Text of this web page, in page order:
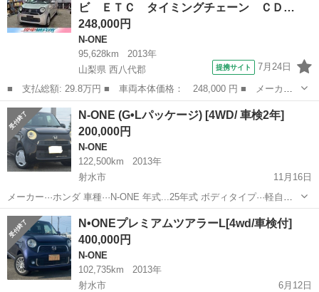
検：...
ビ ＥＴＣ タイミングチェーン ＣＤ…
248,000円
N-ONE
95,628km
2013年
山梨県 西八代郡
提携サイト 7月24日
■ 支払総額: 29.8万円 ■ 車両本体価格： 248,000 円 ■ メーカー
名： ホンダ ■ 車種名： Ｎ－ＯＮＥ ■ グレード名： Ｇ バッ
クモニター ナビ ＥＴＣ タイミングチェーン ＣＤ ＤＶＤ Ｔ
Ｖ スマート...
山梨 西八代郡
N-ONE (G•Lパッケージ) [4WD/ 車検2年]
200,000円
N-ONE
122,500km
2013年
射水市
11月16日
メーカー···ホンダ 車種···N-ONE 年式...25年式 ボディタイプ···軽自動
車 走行距離...12万キロ エンジン···ガソリンエンジン 駆動式···4WD
「目立つ傷:凹みや気になる所は写真で○つけてます」 ...
富山 射水市
N•ONEプレミアムツアラーL[4wd/車検付]
400,000円
N-ONE
102,735km
2013年
射水市
6月12日